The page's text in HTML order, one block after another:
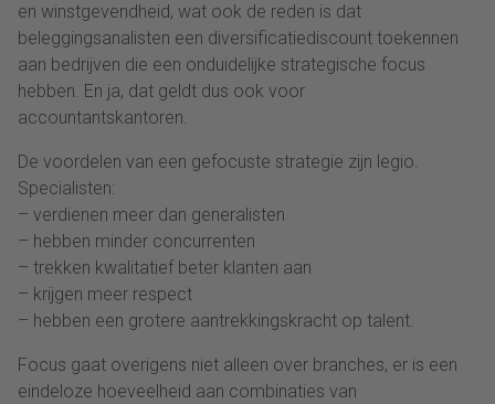
en winstgevendheid, wat ook de reden is dat
beleggingsanalisten een diversificatiediscount toekennen
aan bedrijven die een onduidelijke strategische focus
hebben. En ja, dat geldt dus ook voor
accountantskantoren.
De voordelen van een gefocuste strategie zijn legio.
Specialisten:
– verdienen meer dan generalisten
– hebben minder concurrenten
– trekken kwalitatief beter klanten aan
– krijgen meer respect
– hebben een grotere aantrekkingskracht op talent.
Focus gaat overigens niet alleen over branches, er is een
eindeloze hoeveelheid aan combinaties van